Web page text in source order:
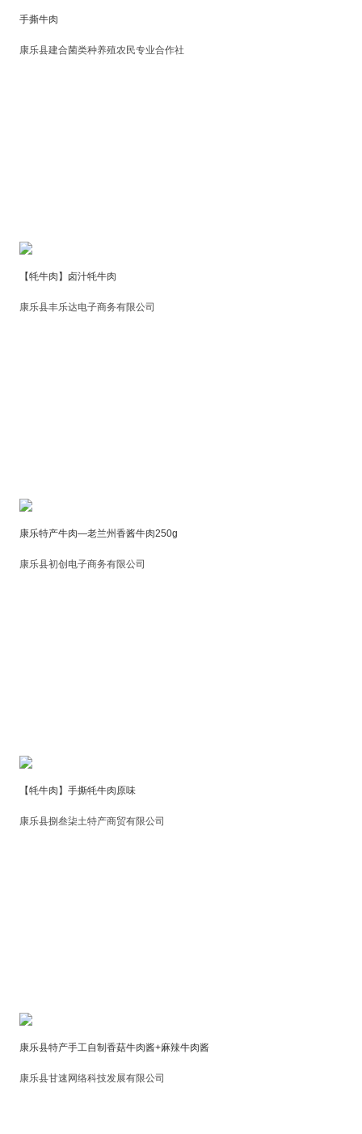
手撕牛肉
康乐县建合菌类种养殖农民专业合作社
【牦牛肉】卤汁牦牛肉
康乐县丰乐达电子商务有限公司
康乐特产牛肉—老兰州香酱牛肉250g
康乐县初创电子商务有限公司
【牦牛肉】手撕牦牛肉原味
康乐县捌叁柒土特产商贸有限公司
康乐县特产手工自制香菇牛肉酱+麻辣牛肉酱
康乐县甘速网络科技发展有限公司